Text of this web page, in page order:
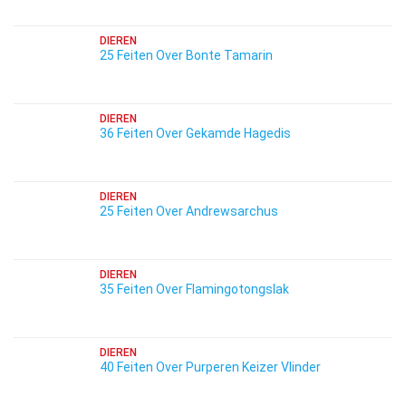
DIEREN
25 Feiten Over Bonte Tamarin
DIEREN
36 Feiten Over Gekamde Hagedis
DIEREN
25 Feiten Over Andrewsarchus
DIEREN
35 Feiten Over Flamingotongslak
DIEREN
40 Feiten Over Purperen Keizer Vlinder